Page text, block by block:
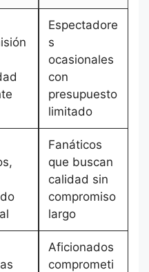
Espectadore
s
ocasionales
con
presupuesto
limitado
Fanáticos
que buscan
calidad sin
compromiso
largo
Aficionados
comprometi